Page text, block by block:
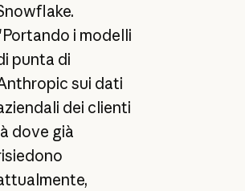
i modelli
punta di
sui dati
dei clienti
dove già